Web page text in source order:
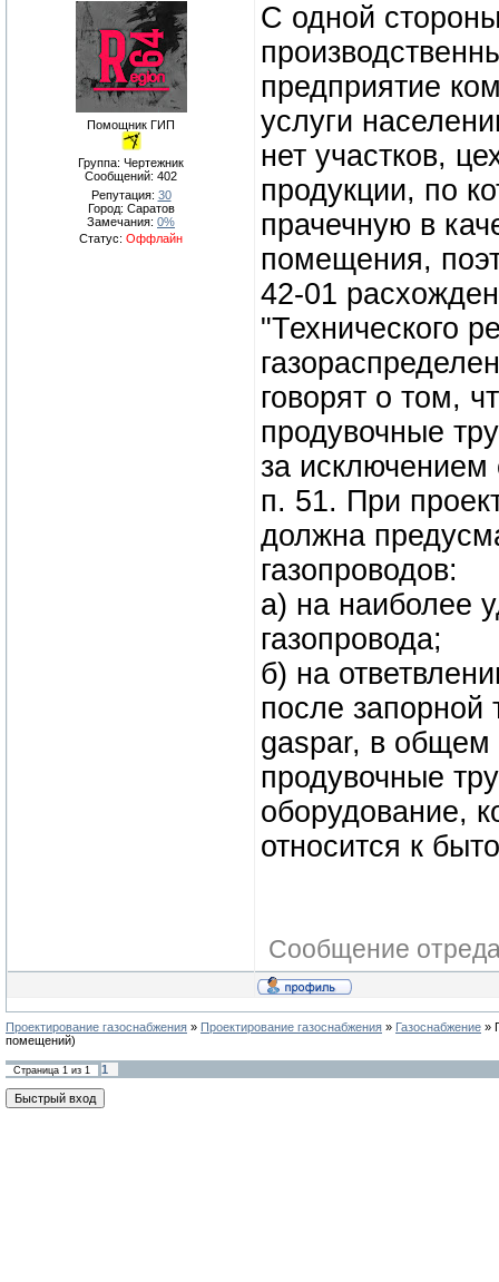
Помощник ГИП
Группа: Чертежник
Сообщений: 402
Репутация: 30
Город: Саратов
Замечания: 0%
Статус: Оффлайн
С одной
предприятие
услуги
нет участков,
продукции, по
прачечную в
помещения,
42-01
"Технического
говорят о том,
продувочные
за исключением
п. 51. При
должна
газопроводов:
а) на наиболее
газопровода;
б) на
после запорной
gaspar, в общем
продувочные
оборудование,
относится к
Сообщение
Проектирование газоснабжения » Проектирование газоснабжения » Газоснабжение »
помещений)
Страница 1 из 1 1